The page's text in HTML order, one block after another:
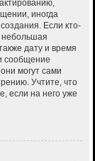
иногда
Если кто-
небольшая
дату и время
сообщение
могут сами
Учтите, что
если на него уже